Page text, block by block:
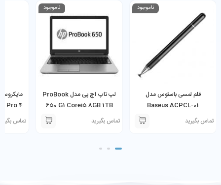
ناموجود
قلم لمسی باسئوس مدل
Baseus ACPCL-01
تماس بگیرید
ناموجود
لپ تاپ اچ پی مدل ProBook
650 G1 Corei5 8GB 1TB
تماس بگیرید
Pro 4
تماس